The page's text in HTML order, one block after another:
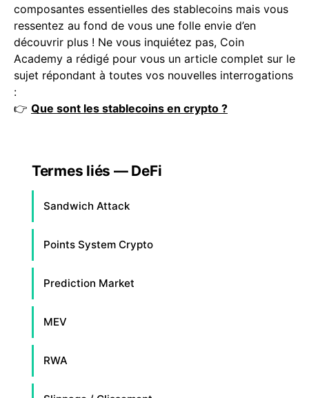
composantes essentielles des stablecoins mais vous
ressentez au fond de vous une folle envie d’en
découvrir plus ! Ne vous inquiétez pas, Coin
Academy a rédigé pour vous un article complet sur le
sujet répondant à toutes vos nouvelles interrogations
:
👉 Que sont les stablecoins en crypto ?
Termes liés — DeFi
Sandwich Attack
Points System Crypto
Prediction Market
MEV
RWA